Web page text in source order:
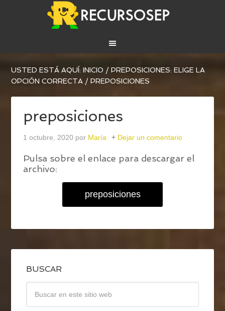
USTED ESTÁ AQUÍ:INICIO / PREPOSICIONES: ELIGE LA
OPCIÓN CORRECTA / PREPOSICIONES
preposiciones
1 octubre, 2020 por María Dejar un comentario
Pulsa sobre el enlace para descargar el
archivo:
preposiciones
BUSCAR